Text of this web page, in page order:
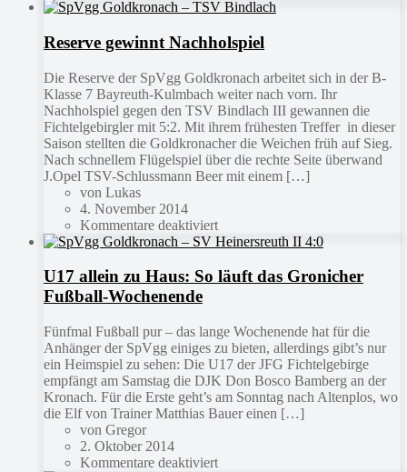
Reserve gewinnt Nachholspiel
Die Reserve der SpVgg Goldkronach arbeitet sich in der B-
Klasse 7 Bayreuth-Kulmbach weiter nach vorn. Ihr
Nachholspiel gegen den TSV Bindlach III gewannen die
Fichtelgebirgler mit 5:2. Mit ihrem frühesten Treffer in dieser
Saison stellten die Goldkronacher die Weichen früh auf Sieg.
Nach schnellem Flügelspiel über die rechte Seite überwand
J.Opel TSV-Schlussmann Beer mit einem […]
von Lukas
4. November 2014
Kommentare deaktiviert
U17 allein zu Haus: So läuft das Gronicher
Fußball-Wochenende
Fünfmal Fußball pur – das lange Wochenende hat für die
Anhänger der SpVgg einiges zu bieten, allerdings gibt’s nur
ein Heimspiel zu sehen: Die U17 der JFG Fichtelgebirge
empfängt am Samstag die DJK Don Bosco Bamberg an der
Kronach. Für die Erste geht’s am Sonntag nach Altenplos, wo
die Elf von Trainer Matthias Bauer einen […]
von Gregor
2. Oktober 2014
Kommentare deaktiviert